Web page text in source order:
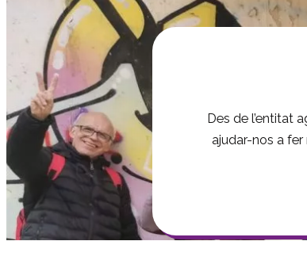
Des de l’entitat
ajudar-nos a